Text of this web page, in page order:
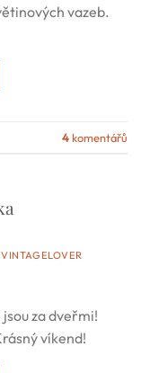
vazeb.
4komentářů
VINTAGELOVER
za dveřmi!
víkend!